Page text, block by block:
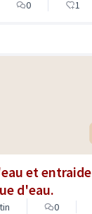
0 1
et entraide
d'eau.
0